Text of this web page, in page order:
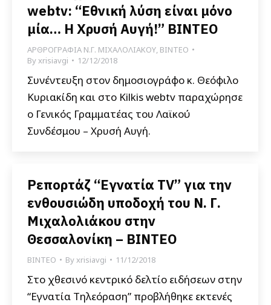
webtv: “Εθνική λύση είναι μόνο
μία… Η Χρυσή Αυγή!” ΒΙΝΤΕΟ
ΑΡΘΡΟΓΡΑΦΙΑ Ν.Γ. ΜΙΧΑΛΟΛΙΑΚΟΥ, ΒΙΝΤΕΟ
Byxrisiavgi 12/12/2018
Συνέντευξη στον δημοσιογράφο κ. Θεόφιλο
Κυριακίδη και στο Kilkis webtv παραχώρησε
ο Γενικός Γραμματέας του Λαϊκού
Συνδέσμου – Χρυσή Αυγή.
Ρεπορτάζ “Εγνατία TV” για την
ενθουσιώδη υποδοχή του Ν. Γ.
Μιχαλολιάκου στην
Θεσσαλονίκη – ΒΙΝΤΕΟ
ΒΙΝΤΕΟ Byxrisiavgi 11/12/2018
Στο χθεσινό κεντρικό δελτίο ειδήσεων στην
“Εγνατία Τηλεόραση” προβλήθηκε εκτενές